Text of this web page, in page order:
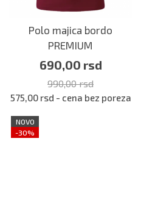
Polo majica bordo
PREMIUM
690,00 rsd
990,00 rsd
575,00 rsd - cena bez poreza
NOVO
-30%